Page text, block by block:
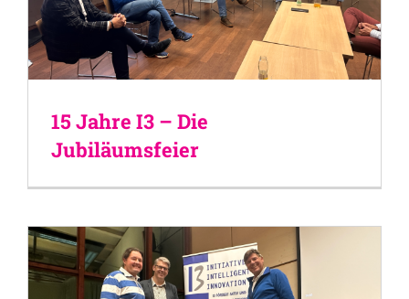
15 Jahre I3 – Die
Jubiläumsfeier